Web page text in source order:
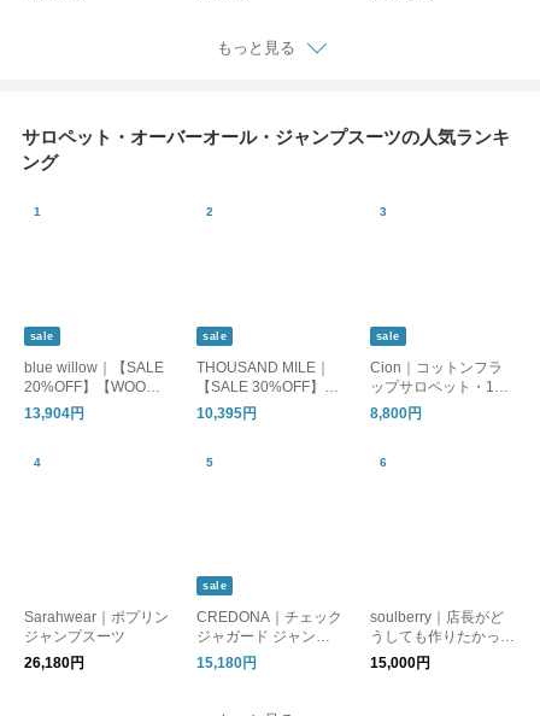
もっと見る
サロペット・オーバーオール・ジャンプスーツの人気ランキ
ング
sale
blue willow｜【SALE
20%OFF】【WOODY
別注カラー】リネンオ
ールインワン レディ
ツ リネン ワイド 黒 ブ
13,904円
sale
THOUSAND MILE｜
【SALE 30%OFF】C
AMISOLE SALOPETT
E HIGH AIR PERMEA
サロペット レディー
10,395円
sale
Cion｜コットンフラ
ップサロペット・19-2
5104
8,800円
Sarahwear｜ポプリン
ジャンプスーツ
26,180円
sale
CREDONA｜チェック
ジャガード ジャンプ
スーツ CHECK JQ JU
MP SUIT 1426130003
15,180円
soulberry｜店長がど
うしても作りたかっ
た、ナチュかっこいい
サロペット
15,000円